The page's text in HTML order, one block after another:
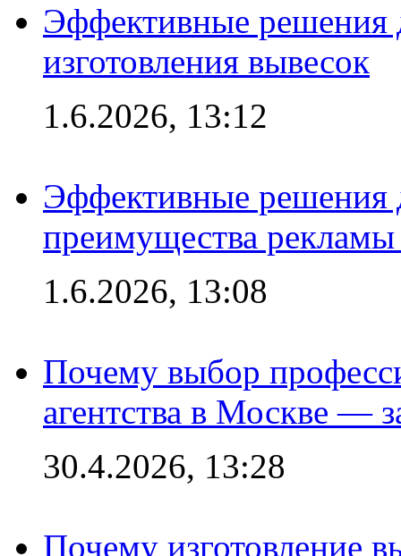
Эффективные решения
изготовления вывесок
1.6.2026, 13:12
Эффективные решения
преимущества рекламы
1.6.2026, 13:08
Почему выбор
агентства в Москве —
30.4.2026, 13:28
Почему изготовление